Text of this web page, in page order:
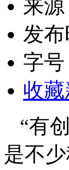
来
发布
字号
收藏
“有
是不